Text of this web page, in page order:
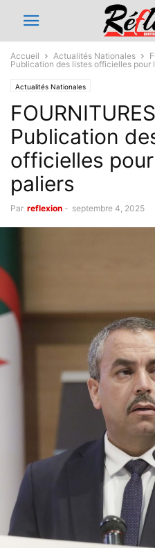
Accueil Actualités Nationales
Publication des listes officielles pour
Actualités Nationales
Publication
officielles
paliers
Par reflexion - septembre 4, 2025